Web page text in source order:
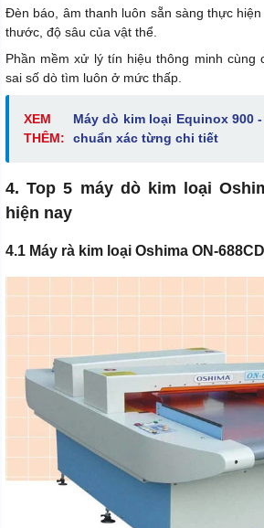
Đèn báo, âm thanh luôn sẵn sàng thực
thước, độ sâu của vật thể.
Phần mềm xử lý tín hiệu thông minh cùng
sai số dò tìm luôn ở mức thấp.
XEM
THÊM:
Máy dò kim loại Equinox 900
chuẩn xác từng chi tiết
4. Top 5 máy dò kim loại
hiện nay
4.1 Máy rà kim loại Oshima ON-688CDII